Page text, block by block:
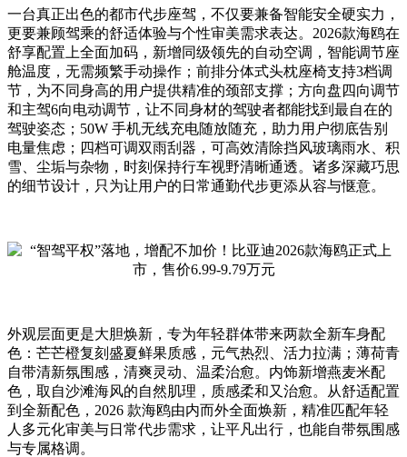
一台真正出色的都市代步座驾，不仅要兼备智能安全硬实力，
更要兼顾驾乘的舒适体验与个性审美需求表达。2026款海鸥在
舒享配置上全面加码，新增同级领先的自动空调，智能调节座
舱温度，无需频繁手动操作；前排分体式头枕座椅支持3档调
节，为不同身高的用户提供精准的颈部支撑；方向盘四向调节
和主驾6向电动调节，让不同身材的驾驶者都能找到最自在的
驾驶姿态；50W 手机无线充电随放随充，助力用户彻底告别
电量焦虑；四档可调双雨刮器，可高效清除挡风玻璃雨水、积
雪、尘垢与杂物，时刻保持行车视野清晰通透。诸多深藏巧思
的细节设计，只为让用户的日常通勤代步更添从容与惬意。
外观层面更是大胆焕新，专为年轻群体带来两款全新车身配
色：芒芒橙复刻盛夏鲜果质感，元气热烈、活力拉满；薄荷青
自带清新氛围感，清爽灵动、温柔治愈。内饰新增燕麦米配
色，取自沙滩海风的自然肌理，质感柔和又治愈。从舒适配置
到全新配色，2026 款海鸥由内而外全面焕新，精准匹配年轻
人多元化审美与日常代步需求，让平凡出行，也能自带氛围感
与专属格调。